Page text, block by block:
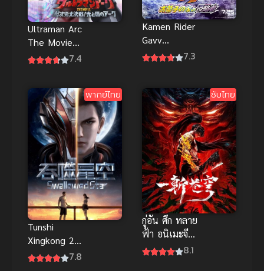
Ultraman Arc
The Movie
The Clash of
7.4
Kamen Rider
Gavv
Invaders of
ไรเดอร์ พากย์
ไทย
7.3
พากย์ไทย
Tunshi
Xingkong 2
(2021) มหา7.8
ซับไทย
กู่อัน ศึก ทลาย
ฟ้า อนิเมะจีน
แนวกำลัง 8.1